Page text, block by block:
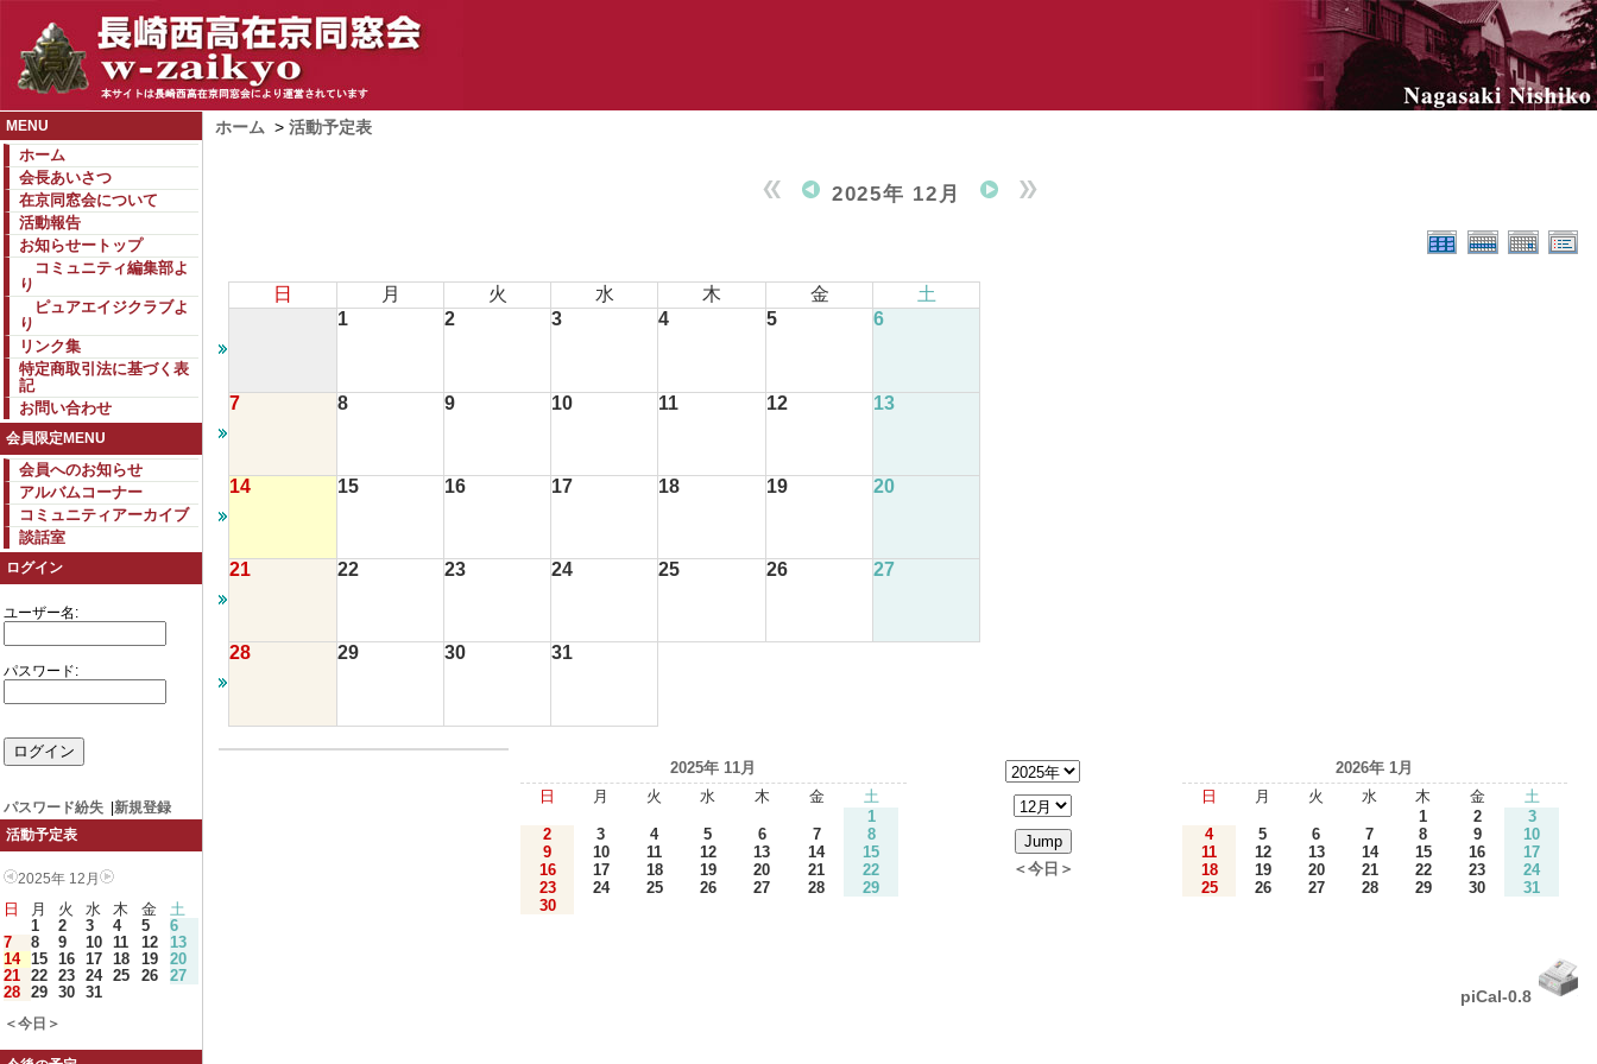
MENU
ホーム
会長あいさつ
在京同窓会について
活動報告
お知らせートップ
コミュニティ編集部よ
り
ピュアエイジクラブよ
り
リンク集
特定商取引法に基づく表
記
お問い合わせ
会員限定MENU
会員へのお知らせ
アルバムコーナー
コミュニティアーカイブ
談話室
ログイン
ユーザー名:
パスワード:
パスワード紛失
新規登録
活動予定表
2025年 12月
日 月 火 水 木 金
土
1
2 3 4 5
6
7
8 9 10 11 12
13
14 15 16 17 18 19
20
21 22 23 24 25 26
27
28 29 30 31
＜今日＞
ホーム > 活動予定表
2025年 12月
日 月 火 水 木 金
土
1
2 3 4 5 6
7 8 9 10 11 12 13
14 15 16 17 18 19 20
21 22 23 24 25 26 27
28 29 30 31
2025年 11月
日
月 火 水 木 金
土
1
2
3 4 5 6 7
8
9
10 11 12 13 14
15
16
17 18 19 20 21
22
23
24 25 26 27 28
29
30
＜今日＞
2026年 1月
日
月 火 水 木 金
土
1
2
3
4
5 6 7 8 9
10
11
12 13 14 15 16
17
18
19 20 21 22 23
24
25
26 27 28 29 30 31
piCal-0.8